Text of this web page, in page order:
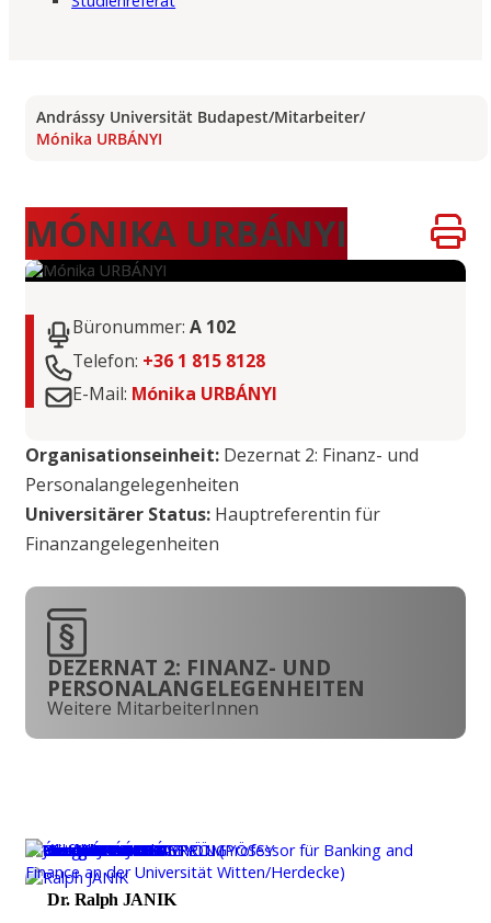
Andrássy Universität Budapest/Mitarbeiter/
Mónika URBÁNYI
MÓNIKA URBÁNYI
Büronummer: A 102
Telefon: +36 1 815 8128
E-Mail: Mónika URBÁNYI
Organisationseinheit: Dezernat 2: Finanz- und
Personalangelegenheiten
Universitärer Status: Hauptreferentin für
Finanzangelegenheiten
DEZERNAT 2: FINANZ- UND
PERSONALANGELEGENHEITEN
Weitere MitarbeiterInnen
Dr. Ralph JANIK